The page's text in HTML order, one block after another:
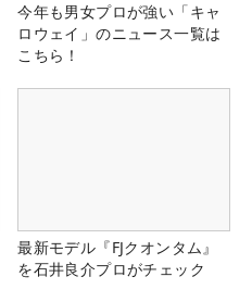
今年も男女プロが強い「キャ
ロウェイ」のニュース一覧は
こちら！
最新モデル『FJクオンタム』
を石井良介プロがチェック